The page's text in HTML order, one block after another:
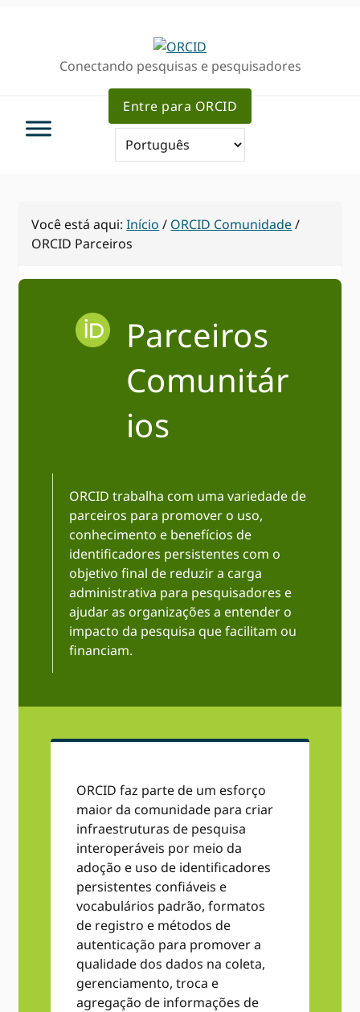
navegaçãoConectando pesquisas e pesquisadores
Entre para ORCID
Você está aqui:Início / ORCID Comunidade/
ORCID Parceiros
Parceiros
Comunitár
ios
ORCID trabalha com uma variedade de
parceiros para promover o uso,
conhecimento e benefícios de
identificadores persistentes com o
objetivo final de reduzir a carga
administrativa para pesquisadores e
ajudar as organizações a entender o
impacto da pesquisa que facilitam ou
financiam.
ORCID faz parte de um esforço
maior da comunidade para criar
infraestruturas de pesquisa
interoperáveis ​​por meio da
adoção e uso de identificadores
persistentes confiáveis ​​e
vocabulários padrão, formatos
de registro e métodos de
autenticação para promover a
qualidade dos dados na coleta,
gerenciamento, troca e
agregação de informações de